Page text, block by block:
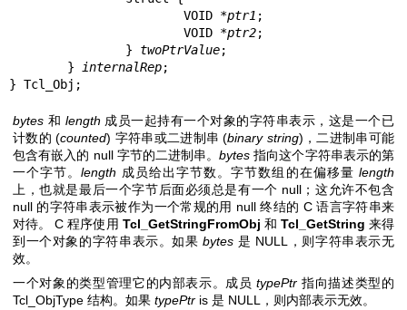
			VOID *
ptr1 ;
			VOID *
ptr2;
		}
twoPtrValue;
	}
internalRep;
} Tcl_Obj;
bytes 和 length 成员一起持有一个对象的字符串表示，这是一个已
计数的 (counted) 字符串或二进制串 (binary string)，二进制串可能
包含有嵌入的 null 字节的二进制串。bytes 指向这个字符串表示的第
一个字节。length 成员给出字节数。字节数组的在偏移量length
上，也就是最后一个字节后面必须总是有一个 null；这允许不包含
null 的字符串表示被作为一个常规的用 null 终结的 C 语言字符串来
对待。 C 程序使用 Tcl_GetStringFromObj 和 Tcl_GetString 来得
到一个对象的字符串表示。如果bytes 是 NULL，则字符串表示无
效。
一个对象的类型管理它的内部表示。成员typePtr 指向描述类型的
Tcl_ObjType 结构。如果 typePtr is 是 NULL，则内部表示无效。